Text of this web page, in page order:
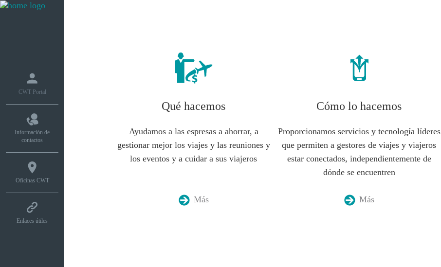
CWT Portal
Información de
contactos
Oficinas CWT
Enlaces útiles
Qué hacemos
Ayudamos a las espresas a ahorrar, a
gestionar mejor los viajes y las reuniones y
los eventos y a cuidar a sus viajeros
Más
Cómo lo hacemos
Proporcionamos servicios y tecnología líderes
que permiten a gestores de viajes y viajeros
estar conectados, independientemente de
dónde se encuentren
Más